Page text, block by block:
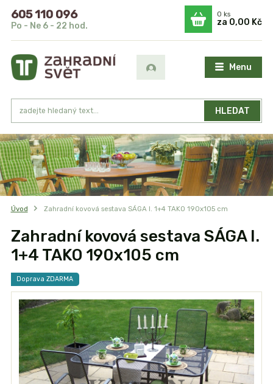
Menu
HLEDAT
605 110 096
Po - Ne 6 - 22 hod.
0ks
za 0,00 Kč
Úvod Zahradní kovová sestava SÁGA I. 1+4 TAKO 190x105 cm
Zahradní kovová sestava SÁGA I.
1+4 TAKO 190x105 cm
Doprava ZDARMA